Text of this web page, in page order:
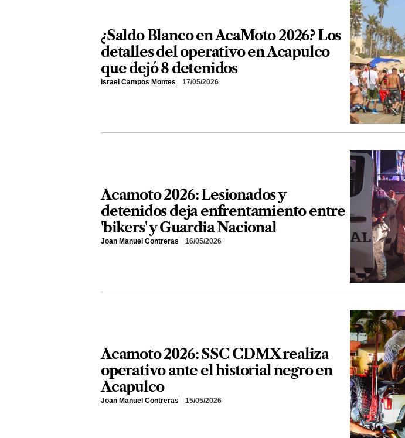
¿Saldo Blanco en AcaMoto 2026? Los
detalles del operativo en Acapulco
que dejó 8 detenidos
Israel Campos Montes 17/05/2026
Acamoto 2026: Lesionados y
detenidos deja enfrentamiento entre
'bikers' y Guardia Nacional
Joan Manuel Contreras 16/05/2026
Acamoto 2026: SSC CDMX realiza
operativo ante el historial negro en
Acapulco
Joan Manuel Contreras 15/05/2026